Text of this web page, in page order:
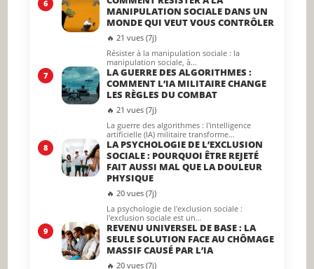
6
MANIPULATION SOCIALE DANS UN
MONDE QUI VEUT VOUS CONTRÔLER
🔥 21 vues (7j)
Résister à la manipulation sociale : la
manipulation sociale, à…
7
LA GUERRE DES ALGORITHMES :
COMMENT L’IA MILITAIRE CHANGE
LES RÈGLES DU COMBAT
🔥 21 vues (7j)
La guerre des algorithmes : l'intelligence
artificielle (IA) militaire transforme…
8
LA PSYCHOLOGIE DE L’EXCLUSION
SOCIALE : POURQUOI ÊTRE REJETÉ
FAIT AUSSI MAL QUE LA DOULEUR
PHYSIQUE
🔥 20 vues (7j)
La psychologie de l'exclusion sociale :
l'exclusion sociale est un…
9
REVENU UNIVERSEL DE BASE : LA
SEULE SOLUTION FACE AU CHÔMAGE
MASSIF CAUSÉ PAR L’IA
🔥 20 vues (7j)